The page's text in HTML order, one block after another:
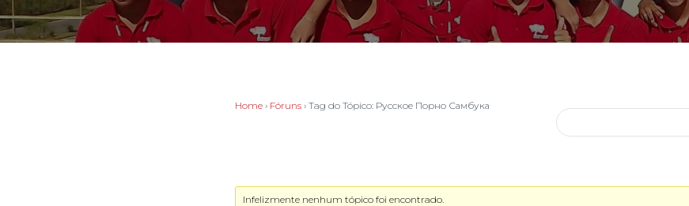
Home › Fóruns › Tag do Tópico: Русское Порно Самбука
Infelizmente nenhum tópico foi encontrado.